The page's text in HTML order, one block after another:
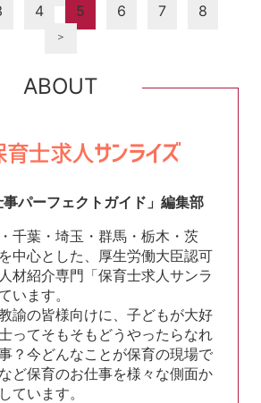
4 5 6 7 8
＞
ABOUT
事パーフェクトガイド」編集部
千葉・埼玉・群馬・栃木・茨
中心とした、厚生労働大臣認可
材紹介専門「保育士求人サンラ
います。
諭の皆様向けに、子どもが大好
ってそもそもどうやったらなれ
？今どんなことが保育の現場で
ど保育のお仕事を様々な側面か
ています。